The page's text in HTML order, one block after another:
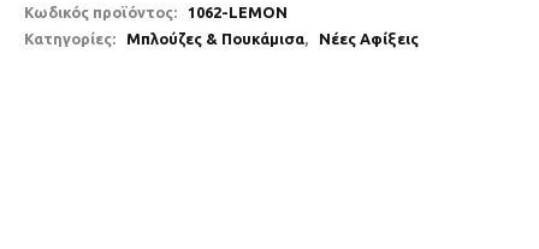
Κωδικός προϊόντος:
1062-LEMON
Κατηγορίες:
Μπλούζες & Πουκάμισα, Νέες Αφίξεις